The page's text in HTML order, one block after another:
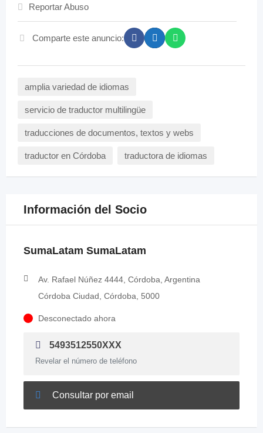
Reportar Abuso
Comparte este anuncio:
amplia variedad de idiomas
servicio de traductor multilingüe
traducciones de documentos, textos y webs
traductor en Córdoba traductora de idiomas
Información del Socio
SumaLatam SumaLatam
Av. Rafael Núñez 4444, Córdoba, Argentina
Córdoba Ciudad, Córdoba, 5000
Desconectado ahora
5493512550XXX
Revelar el número de teléfono
Consultar por email